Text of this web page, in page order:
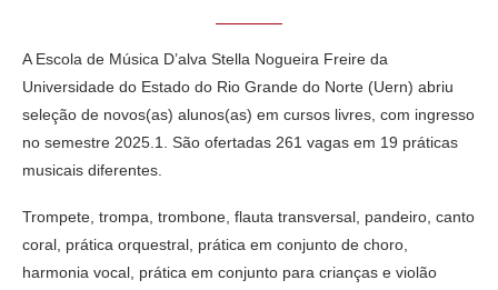
A Escola de Música D’alva Stella Nogueira Freire da
Universidade do Estado do Rio Grande do Norte (Uern) abriu
seleção de novos(as) alunos(as) em cursos livres, com ingresso
no semestre 2025.1. São ofertadas 261 vagas em 19 práticas
musicais diferentes.
Trompete, trompa, trombone, flauta transversal, pandeiro, canto
coral, prática orquestral, prática em conjunto de choro,
harmonia vocal, prática em conjunto para crianças e violão